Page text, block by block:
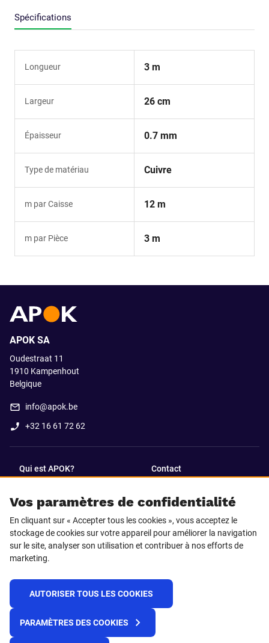
Spécifications
Longueur 3 m
Largeur 26 cm
Épaisseur 0.7 mm
Type de matériau Cuivre
m par Caisse 12 m
m par Pièce 3 m
Vos paramètres de confidentialité
En cliquant sur « Accepter tous les cookies », vous acceptez le
stockage de cookies sur votre appareil pour améliorer la navigation
sur le site, analyser son utilisation et contribuer à nos efforts de
marketing.
AUTORISER TOUS LES COOKIES
PARAMÈTRES DES COOKIES
APOK SA
Oudestraat 11
1910 Kampenhout
Belgique
info@apok.be
+32 16 61 72 62
Qui est APOK? Contact
SUIVEZ-NOUS SUR
Facebook LinkedIn
© 2025 APOK